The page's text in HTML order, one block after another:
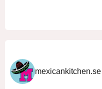
mexicankitchen.se